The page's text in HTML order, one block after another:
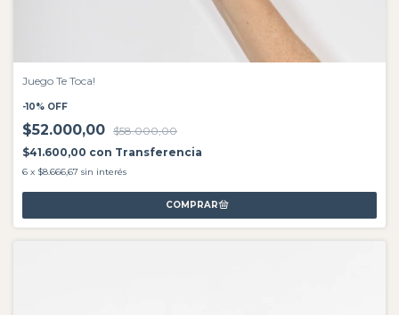
Juego Te Toca!
-10% OFF
$52.000,00 $58.000,00
$41.600,00 con Transferencia
6 x $8.666,67 sin interés